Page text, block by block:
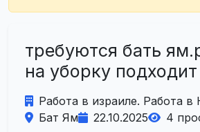
требуются бать
на уборку
Работа в израиле. Работа в
Бат Ям
22.10.2025 4